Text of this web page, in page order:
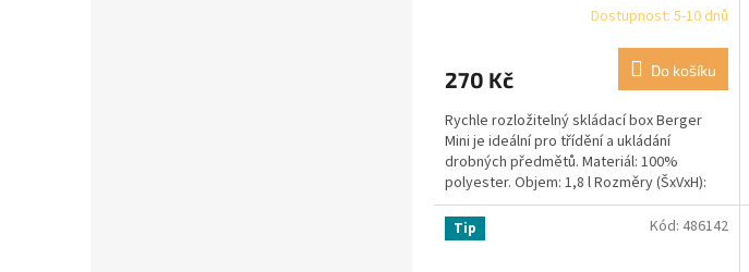
Dostupnost: 5-10 dnů
270 Kč Do košíku
Rychle rozložitelný skládací box Berger
Mini je ideální pro třídění a ukládání
drobných předmětů. Materiál: 100%
polyester. Objem: 1,8 l Rozměry (ŠxVxH):
16,5 x 14 x 12,5 cm...
Tip Kód: 486142